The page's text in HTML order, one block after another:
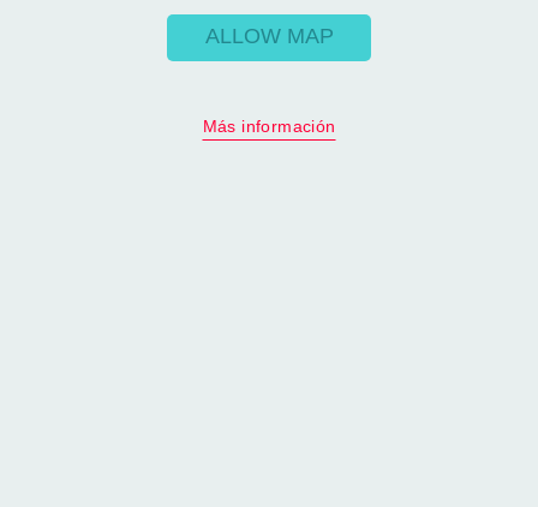
ALLOW MAP
Más información